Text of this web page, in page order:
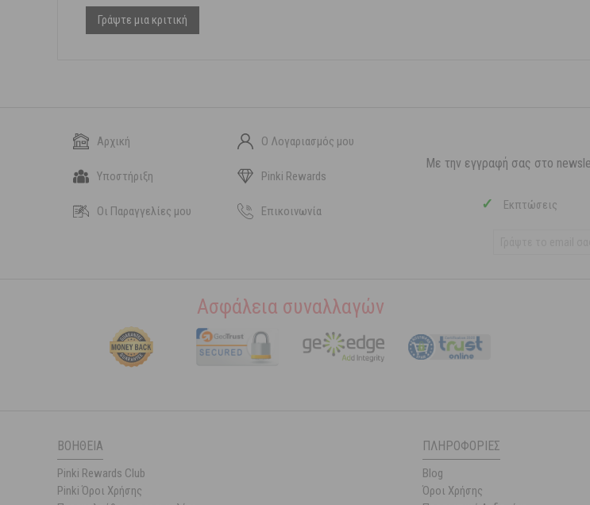
Γράψτε μια κριτική
Αρχική Ο Λογαριασμός μου
Υποστήριξη Pinki Rewards
Οι Παραγγελίες μου Επικοινωνία
Με την εγγραφή σας στο
✓ Εκπτώσεις
Ασφάλεια συναλλαγών
ΒΟΉΘΕΙΑ
Pinki Rewards Club
Pinki Όροι Χρήσης
ΠΛΗΡΟΦΟΡΊΕΣ
Blog
Όροι Χρήσης